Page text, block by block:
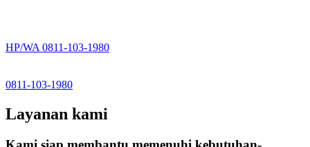
HP/WA 0811-103-1980
0811-103-1980
Layanan kami